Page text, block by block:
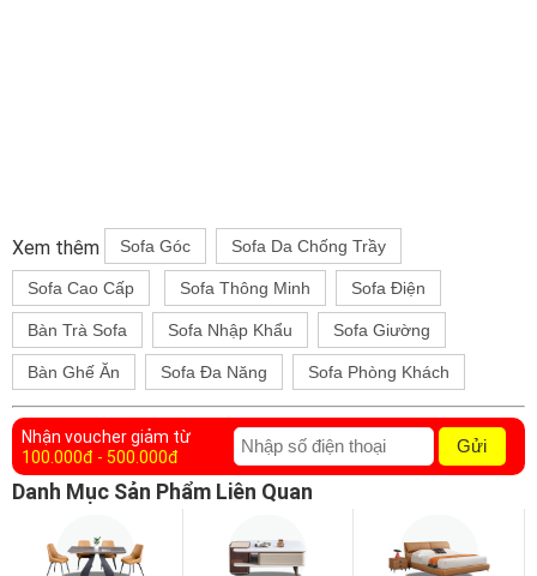
Xem thêm Sofa Góc Sofa Da Chống Trầy
Sofa Cao Cấp Sofa Thông Minh Sofa Điện
Bàn Trà Sofa Sofa Nhập Khẩu Sofa Giường
Bàn Ghế Ăn Sofa Đa Năng Sofa Phòng Khách
Nhận voucher giảm từ
100.000đ - 500.000đ
Gửi
Danh Mục Sản Phẩm Liên Quan